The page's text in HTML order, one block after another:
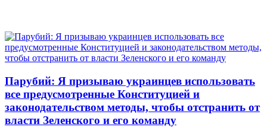
Парубий: Я призываю украинцев использовать
все предусмотренные Конституцией и
законодательством методы, чтобы отстранить от
власти Зеленского и его команду